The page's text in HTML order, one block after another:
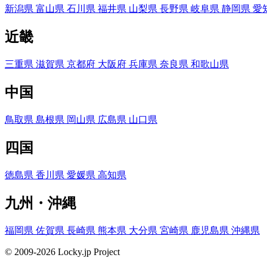
新潟県 富山県 石川県 福井県 山梨県 長野県 岐阜県 静岡県 愛
近畿
三重県 滋賀県 京都府 大阪府 兵庫県 奈良県 和歌山県
中国
鳥取県 島根県 岡山県 広島県 山口県
四国
徳島県 香川県 愛媛県 高知県
九州・沖縄
福岡県 佐賀県 長崎県 熊本県 大分県 宮崎県 鹿児島県 沖縄県
© 2009-2026 Locky.jp Project